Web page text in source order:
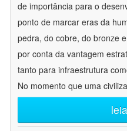
de importância para o
ponto de marcar eras da
pedra, do cobre, do bronze
por conta da vantagem
tanto para infraestrutura
No momento que uma